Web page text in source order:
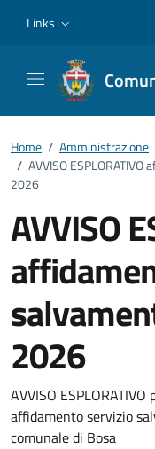
Links
Home / Amministrazione
/ AVVISO
2026
AVVISO
2026
Dettagli
AVVISO ESPLORATIVO
affidamento servizio
comunale di Bosa